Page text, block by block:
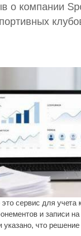
о компании
сервис для учета
и записи
указано, что решение